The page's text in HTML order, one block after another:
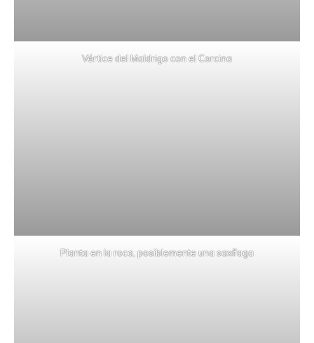
Vértice del Maldrigo con el Corcina
Planta en la roca, posiblemente una saxífaga